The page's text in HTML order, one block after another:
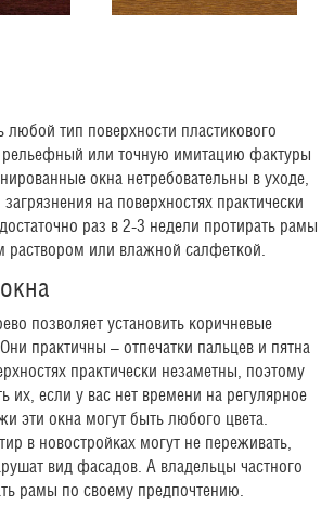
тип поверхности пластикового
или точную имитацию фактуры
окна нетребовательны в уходе,
на поверхностях практически
раз в 2-3 недели протирать рамы
или влажной салфеткой.
позволяет установить коричневые
практичны – отпечатки пальцев и пятна
практически незаметны, поэтому
их, если у вас нет времени на регулярное
эти окна могут быть любого цвета.
в новостройках могут не переживать,
вид фасадов. А владельцы частного
рамы по своему предпочтению.